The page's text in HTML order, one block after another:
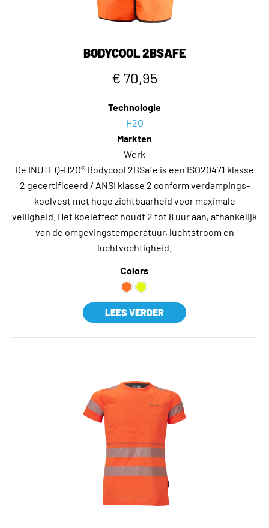
BODYCOOL 2BSAFE
€ 70,95
Technologie
H2O
Markten
Werk
De INUTEQ-H2O® Bodycool 2BSafe is een ISO20471 klasse
2 gecertificeerd / ANSI klasse 2 conform verdampings-
koelvest met hoge zichtbaarheid voor maximale
veiligheid. Het koeleffect houdt 2 tot 8 uur aan, afhankelijk
van de omgevingstemperatuur, luchtstroom en
luchtvochtigheid.
Colors
LEES VERDER